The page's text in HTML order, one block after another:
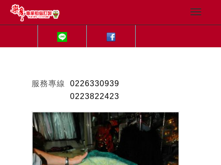
服務專線
0226330939
0223822423